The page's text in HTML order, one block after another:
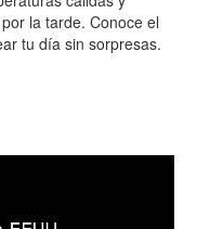
la tarde. Conoce el
tu día sin sorpresas.